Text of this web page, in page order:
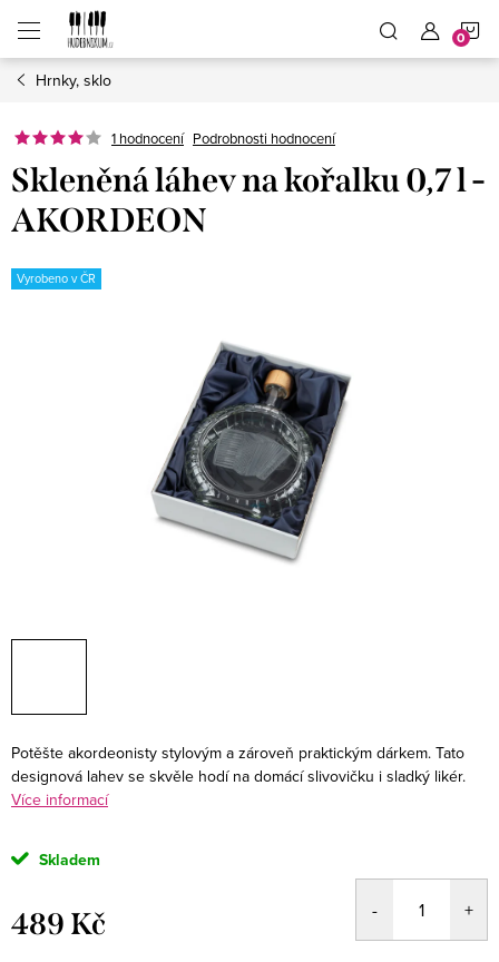
obsah
Hrnky, sklo
1 hodnocení Podrobnosti hodnocení
Skleněná láhev na kořalku 0,7 l -
AKORDEON
Vyrobeno v ČR
Potěšte akordeonisty stylovým a zároveň praktickým dárkem. Tato
designová lahev se skvěle hodí na domácí slivovičku i sladký likér.
Více informací
Skladem
489 Kč